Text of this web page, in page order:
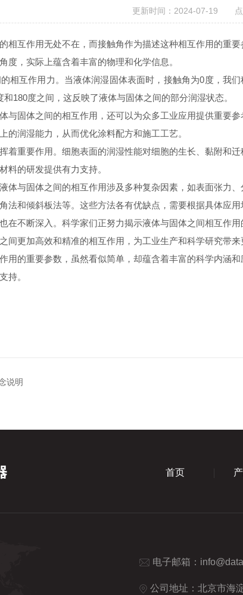
更新时间：2024-07-19 点
相互作用无处不在，而接触角作为描述这种相互作用的重
度，实际上蕴含着丰富的物理和化学信息。
相互作用力。当液体润湿固体表面时，接触角为0度，我
180度之间，这反映了液体与固体之间的部分润湿状态。
与固体之间的相互作用，还可以为众多工业应用提供重要
的润湿能力，从而优化涂料配方和施工工艺。
着重要作用。细胞表面的润湿性能对细胞的生长、黏附和
料的研发提供有力支持。
体与固体之间的相互作用涉及多种复杂因素，如表面张力
法和倾斜板法等。这些方法各有优缺点，需要根据具体应用
在不断深入。科学家们正努力揭示液体与固体之间相互作
间更加高效和精准的相互作用，为工业生产和科学研究带来
用的重要参数，虽然看似简单，却蕴含着丰富的科学内涵
持。
说明
首页
电子邮箱：
公司地址：北京市海